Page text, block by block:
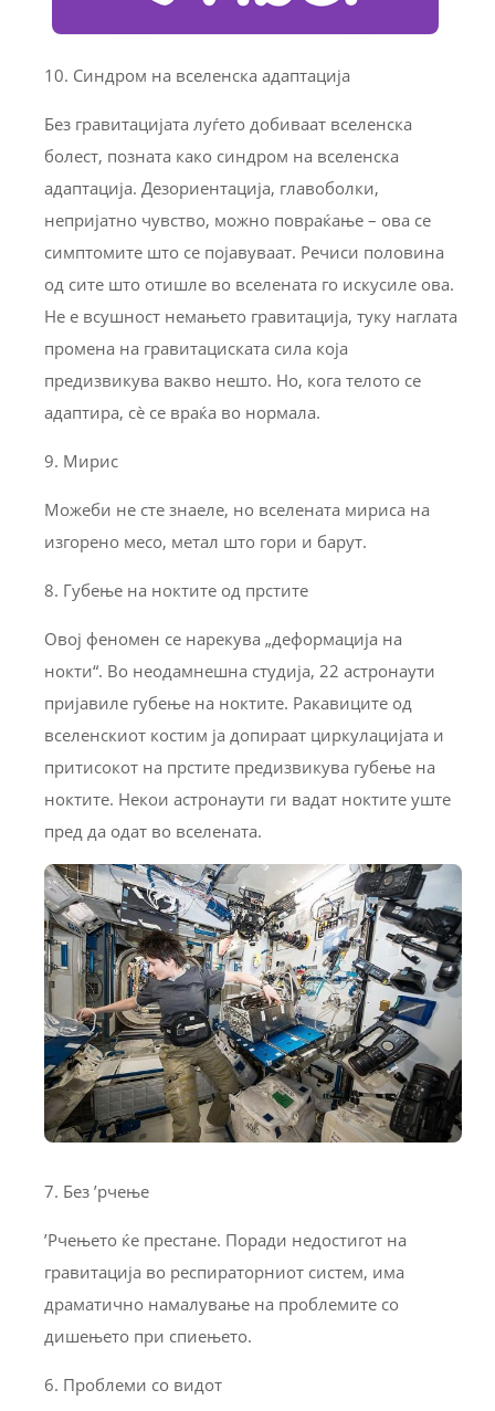
10. Синдром на вселенска адаптација
Без гравитацијата луѓето добиваат вселенска
болест, позната како синдром на вселенска
адаптација. Дезориентација, главоболки,
непријатно чувство, можно повраќање – ова се
симптомите што се појавуваат. Речиси половина
од сите што отишле во вселената го искусиле ова.
Не е всушност немањето гравитација, туку наглата
промена на гравитациската сила која
предизвикува вакво нешто. Но, кога телото се
адаптира, сè се враќа во нормала.
9. Мирис
Можеби не сте знаеле, но вселената мириса на
изгорено месо, метал што гори и барут.
8. Губење на ноктите од прстите
Овој феномен се нарекува „деформација на
нокти“. Во неодамнешна студија, 22 астронаути
пријавиле губење на ноктите. Ракавиците од
вселенскиот костим ја допираат циркулацијата и
притисокот на прстите предизвикува губење на
ноктите. Некои астронаути ги вадат ноктите уште
пред да одат во вселената.
7. Без ’рчење
’Рчењето ќе престане. Поради недостигот на
гравитација во респираторниот систем, има
драматично намалување на проблемите со
дишењето при спиењето.
6. Проблеми со видот